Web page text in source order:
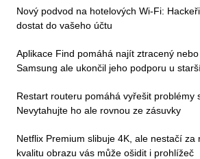
Nový podvod na hotelových Wi-Fi:
dostat do vašeho účtu
Aplikace Find pomáhá najít ztracený nebo
Samsung ale ukončil jeho podporu u
Restart routeru pomáhá vyřešit problémy
Nevytahujte ho ale rovnou ze zásuvky
Netflix Premium slibuje 4K, ale nestačí za
kvalitu obrazu vás může ošidit i prohlížeč